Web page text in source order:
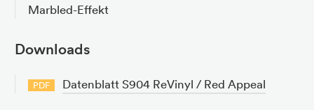
Marbled-Effekt
Downloads
PDF Datenblatt S904 ReVinyl / Red Appeal